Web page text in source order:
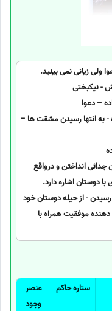
ولی زیانی نمی بینید.
- نیکبختی
– دعوا
- به انتها رسیدن مشقت ها –
انداختن و درواقع
دوستان اشاره دارد.
رسیدن - از حیله دوستان خود
موفقیت همراه با
ستاره حاکم
عنصر
وجود